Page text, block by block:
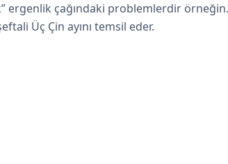
ergenlik çağındaki problemlerdir
Üç Çin ayını temsil eder.